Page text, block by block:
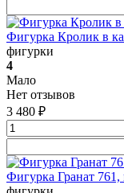
Фигурка Кролик в
фигурки
4
Мало
Нет отзывов
3 480 ₽
Фигурка Гранат 761,